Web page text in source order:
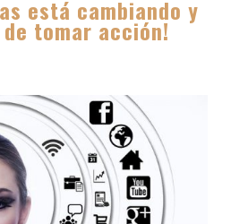
está cambiando y
tomar acción!